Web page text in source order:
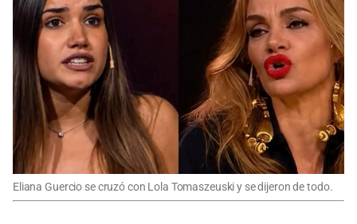
Eliana Guercio se cruzó con Lola Tomaszeuski y se dijeron de todo.